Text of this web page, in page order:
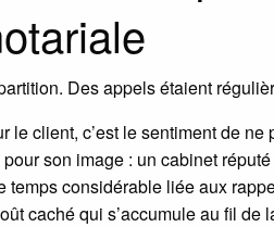
Des appels étaient
le client, c’est le sentiment de
pour son image : un cabinet
temps considérable liée aux
caché qui s’accumule au fil